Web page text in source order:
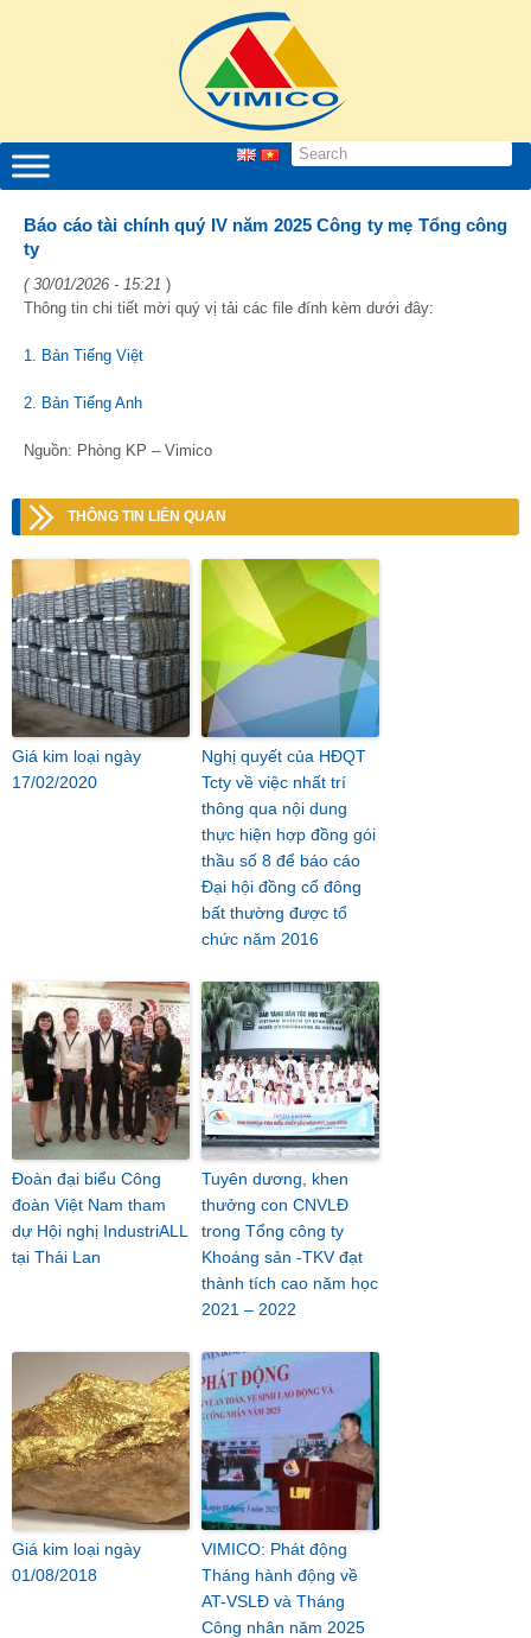
Báo cáo tài chính quý IV năm 2025 Công ty mẹ Tổng công
ty
( 30/01/2026 - 15:21 )
Thông tin chi tiết mời quý vị tải các file đính kèm dưới đây:
1. Bản Tiếng Việt
2. Bản Tiếng Anh
Nguồn: Phòng KP – Vimico
THÔNG TIN LIÊN QUAN
Giá kim loại ngày
17/02/2020
Nghị quyết của HĐQT
Tcty về việc nhất trí
thông qua nội dung
thực hiện hợp đồng gói
thầu số 8 để báo cáo
Đại hội đồng cổ đông
bất thường được tổ
chức năm 2016
Đoàn đại biểu Công
đoàn Việt Nam tham
dự Hội nghị IndustriALL
tại Thái Lan
Tuyên dương, khen
thưởng con CNVLĐ
trong Tổng công ty
Khoáng sản -TKV đạt
thành tích cao năm học
2021 – 2022
Giá kim loại ngày
01/08/2018
VIMICO: Phát động
Tháng hành động về
AT-VSLĐ và Tháng
Công nhân năm 2025